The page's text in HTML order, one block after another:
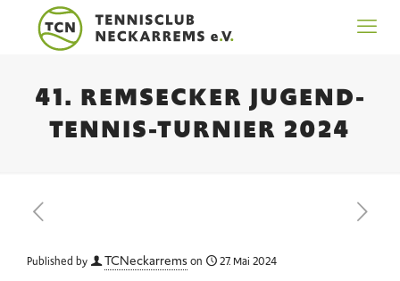
41. REMSECKER JUGEND-
TENNIS-TURNIER 2024
Published by TCNeckarremson 27. Mai 2024